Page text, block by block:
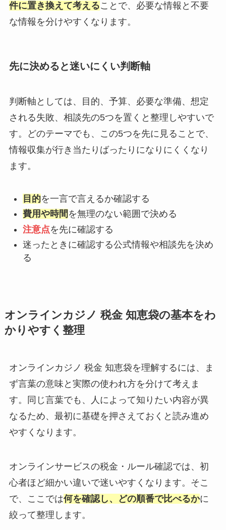
件に置き換えて考えることで、必要な情報と不要
な情報を分けやすくなります。
先に決めると迷いにくい判断軸
判断軸としては、目的、予算、必要な準備、想定
される失敗、相談先の5つを置くと整理しやすいで
す。どのテーマでも、この5つを先に見ることで、
情報収集が行き当たりばったりになりにくくなり
ます。
目的を一言で言えるか確認する
費用や時間 を無理のない範囲で決める
注意点を先に確認する
迷ったときに確認する公式情報や相談先を決め
る
オンラインカジノ 税金 知恵袋の基本をわ
かりやすく整理
オンラインカジノ 税金 知恵袋を理解するには、ま
ず言葉の意味と実際の使われ方を分けて考えま
す。同じ言葉でも、人によって知りたい内容が異
なるため、最初に基礎を押さえておくと読み進め
やすくなります。
オンラインサービスの税金・ルール確認では、初
心者ほど細かい違いで迷いやすくなります。そこ
で、ここでは何を確認し、どの順番で比べるかに
絞って整理します。